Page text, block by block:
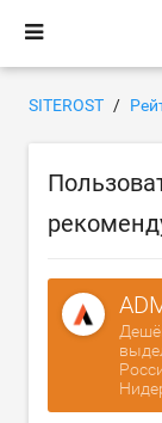
SITEROST